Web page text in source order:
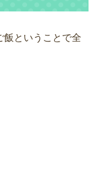
飯ということで全